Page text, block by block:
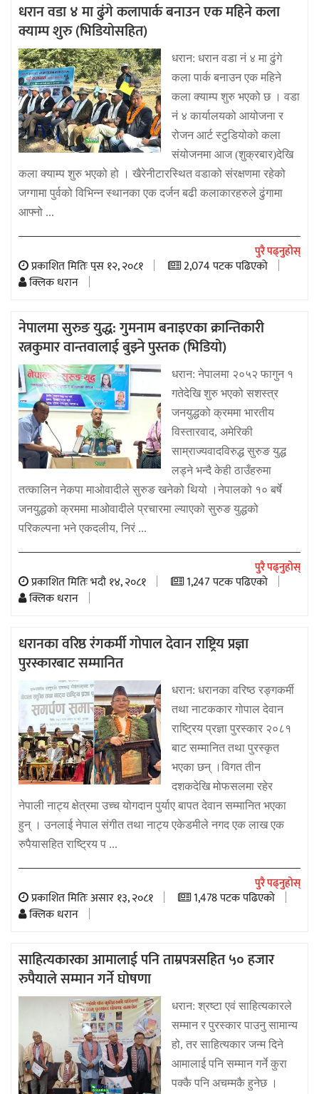
धरान वडा ४ मा ढुंगे कलापार्क बनाउन एक महिने कला
क्याम्प शुरु (भिडियोसहित)
धरान: धरान वडा नं ४ मा ढुंगे
कला पार्क बनाउन एक महिने
कला क्याम्प शुरु भएको छ । वडा
नं ४ कार्यालयको आयोजना र
रोजन आर्ट स्टुडियोको कला
संयोजनमा आज (शुक्रबार)देखि
कला क्याम्प शुरु भएको हो । खैरेनीटारस्थित वडाको संरक्षणमा रहेको
जग्गामा पुर्वको विभिन्न स्थानका एक दर्जन बढी कलाकारहरुले ढुंगामा
आफ्नो ...
पुरै पढ्नुहोस्
प्रकाशित मितिः पुस १२, २०८१
2,074 पटक पढिएको
क्लिक धरान
नेपालमा सुरुङ युद्ध: गुमनाम बनाइएका क्रान्तिकारी
रत्नकुमार वान्तवालाई बुझ्ने पुस्तक (भिडियो)
धरान: नेपालमा २०५२ फागुन १
गतेदेखि शुरु भएको सशस्त्र
जनयुद्धको क्रममा भारतीय
विस्तारवाद, अमेरिकी
साम्राज्यवादविरुद्ध सुरुङ युद्ध
लड्ने भन्दै केही ठाउँहरुमा
तत्कालिन नेकपा माओवादीले सुरुङ खनेको थियो ।नेपालको १० बर्षे
जनयुद्धको क्रममा माओवादीले प्रचारमा ल्याएको सुरुङ युद्धको
परिकल्पना भने एकदलीय, निरं ...
पुरै पढ्नुहोस्
प्रकाशित मितिः भदौ १४, २०८१
1,247 पटक पढिएको
क्लिक धरान
धरानका वरिष्ठ रंगकर्मी गोपाल देवान राष्ट्रिय प्रज्ञा
पुरस्कारबाट सम्मानित
धरान: धरानका वरिष्ठ रङ्गकर्मी
तथा नाटककार गोपाल देवान
राष्ट्रिय प्रज्ञा पुरस्कार २०८१
बाट सम्मानित तथा पुरस्कृत
भएका छन् ।विगत तीन
दशकदेखि मोफसलमा रहेर
नेपाली नाट्य क्षेत्रमा उच्च योगदान पुर्याए बापत देवान सम्मानित भएका
हुन् । उनलाई नेपाल संगीत तथा नाट्य एकेडमीले नगद एक लाख एक
रुपैयासहित राष्ट्रिय प ...
पुरै पढ्नुहोस्
प्रकाशित मितिः असार १३, २०८१
1,478 पटक पढिएको
क्लिक धरान
साहित्यकारका आमालाई पनि ताम्रपत्रसहित ५० हजार
रुपैयाले सम्मान गर्ने घोषणा
धरान: श्रष्टा एवं साहित्यकारले
सम्मान र पुरस्कार पाउनु सामान्य
हो, तर साहित्यकार जन्म दिने
आमालाई पनि सम्मान गर्ने कुरा
पक्कै पनि अचम्मकै हुनेछ ।